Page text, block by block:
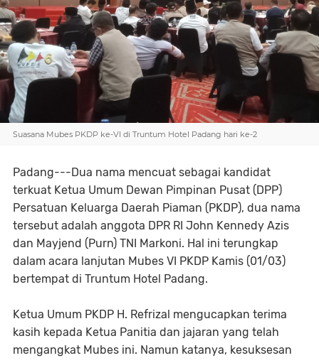
Suasana Mubes PKDP ke-VI di Truntum Hotel Padang hari ke-2
Padang---Dua nama mencuat sebagai kandidat
terkuat Ketua Umum Dewan Pimpinan Pusat (DPP)
Persatuan Keluarga Daerah Piaman (PKDP), dua nama
tersebut adalah anggota DPR RI John Kennedy Azis
dan Mayjend (Purn) TNI Markoni. Hal ini terungkap
dalam acara lanjutan Mubes VI PKDP Kamis (01/03)
bertempat di Truntum Hotel Padang.
Ketua Umum PKDP H. Refrizal mengucapkan terima
kasih kepada Ketua Panitia dan jajaran yang telah
mengangkat Mubes ini. Namun katanya, kesuksesan